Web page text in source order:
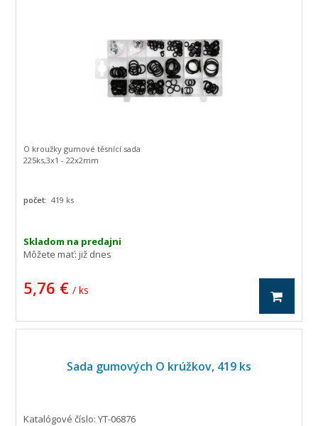
Skladom na predajni
Môžete mať:již dnes
5,76 € / ks
O kroužky gumové těsnící sada
225ks,3x1 - 22x2mm
počet:419 ks
Sada gumových O krúžkov, 419 ks
Katalógové číslo: YT-06876